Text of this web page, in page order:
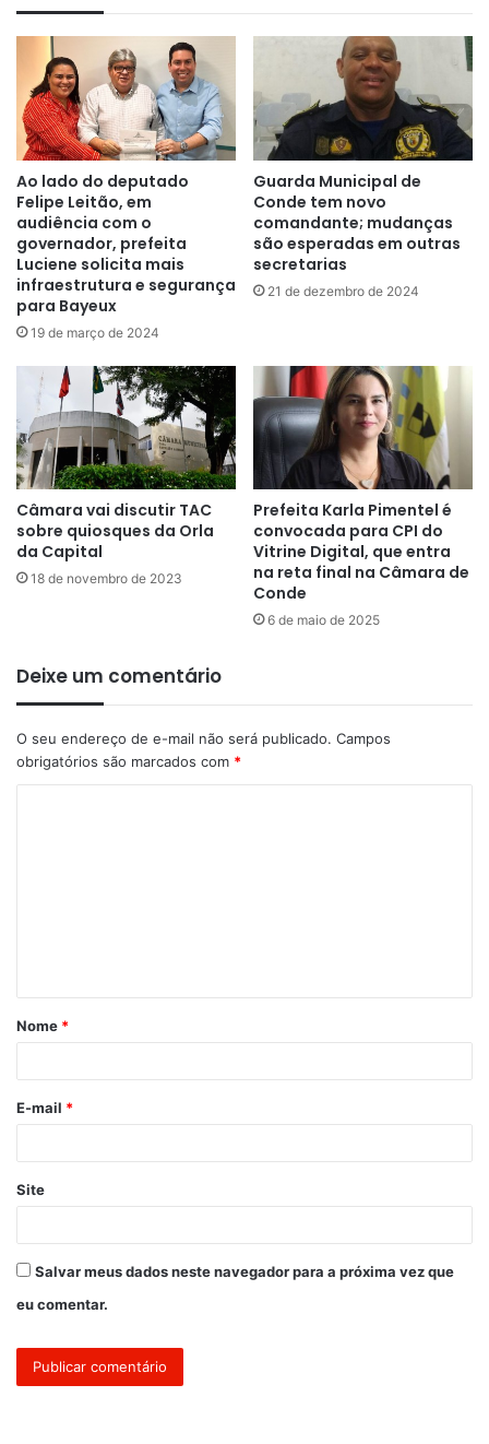
Ao lado do deputado
Felipe Leitão, em
audiência com o
governador, prefeita
Luciene solicita mais
infraestrutura e segurança
para Bayeux
19 de março de 2024
Guarda Municipal de
Conde tem novo
comandante; mudanças
são esperadas em outras
secretarias
21 de dezembro de 2024
Câmara vai discutir TAC
sobre quiosques da Orla
da Capital
18 de novembro de 2023
Prefeita Karla Pimentel é
convocada para CPI do
Vitrine Digital, que entra
na reta final na Câmara de
Conde
6 de maio de 2025
Deixe um comentário
O seu endereço de e-mail não será publicado. Campos
obrigatórios são marcados com *
á
r
*
Nome *
E-mail *
Site
Salvar meus dados neste navegador para a próxima vez que
eu comentar.